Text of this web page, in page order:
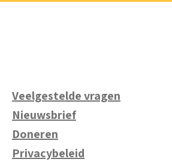
Veelgestelde vragen
Nieuwsbrief
Doneren
Privacybeleid